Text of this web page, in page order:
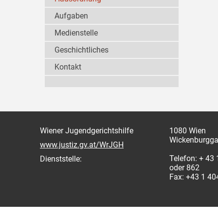
Aufgaben
Medienstelle
Geschichtliches
Kontakt
Wiener Jugendgerichtshilfe
www.justiz.gv.at/WrJGH
Dienststelle:
1080 Wien
Telefon: + 43
oder 862
Fax: +43 1